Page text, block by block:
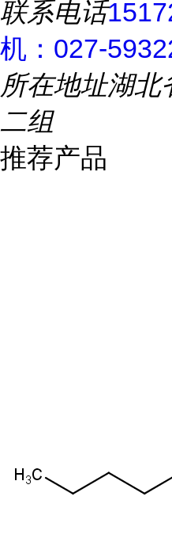
联系电话
机：027-
所在地址湖北
二组
推荐产品